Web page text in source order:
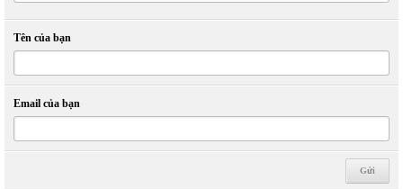
Tên của bạn
Email của bạn